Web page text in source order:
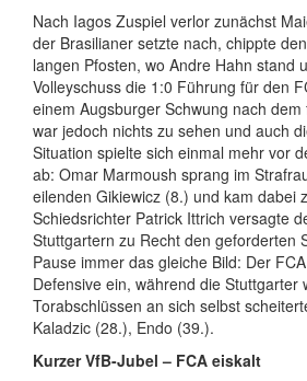
Nach Iagos Zuspiel verlor zunächst
der Brasilianer setzte nach, chippte
langen Pfosten, wo Andre Hahn stand
Volleyschuss die 1:0 Führung für den
einem Augsburger Schwung nach
war jedoch nichts zu sehen und auch
Situation spielte sich einmal mehr vor
ab: Omar Marmoush sprang im
eilenden Gikiewicz (8.) und kam dabei
Schiedsrichter Patrick Ittrich versagte
Stuttgartern zu Recht den geforderten
Pause immer das gleiche Bild: Der
Defensive ein, während die Stuttgarter
Torabschlüssen an sich selbst
Kaladzic (28.), Endo (39.).
Kurzer VfB-Jubel – FCA eiskalt